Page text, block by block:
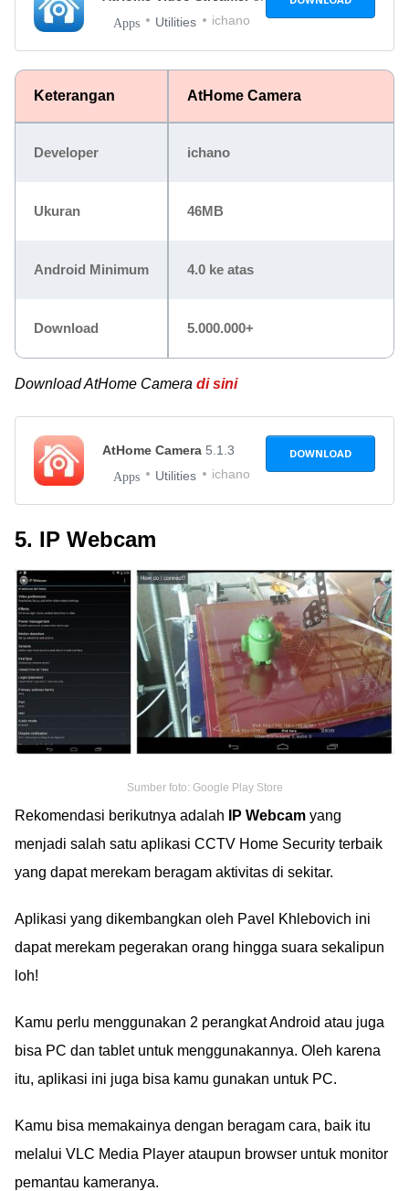
Apps Utilities ichano
Keterangan AtHome Camera
Developer ichano
Ukuran 46MB
Android Minimum 4.0 ke atas
Download 5.000.000+
Download AtHome Camera di sini
AtHome Camera 5.1.3
Apps Utilities ichano
DOWNLOAD
5. IP Webcam
Sumber foto: Google Play Store
Rekomendasi berikutnya adalah IP Webcam yang
menjadi salah satu aplikasi CCTV Home Security terbaik
yang dapat merekam beragam aktivitas di sekitar.
Aplikasi yang dikembangkan oleh Pavel Khlebovich ini
dapat merekam pegerakan orang hingga suara sekalipun
loh!
Kamu perlu menggunakan 2 perangkat Android atau juga
bisa PC dan tablet untuk menggunakannya. Oleh karena
itu, aplikasi ini juga bisa kamu gunakan untuk PC.
Kamu bisa memakainya dengan beragam cara, baik itu
melalui VLC Media Player ataupun browser untuk monitor
pemantau kameranya.